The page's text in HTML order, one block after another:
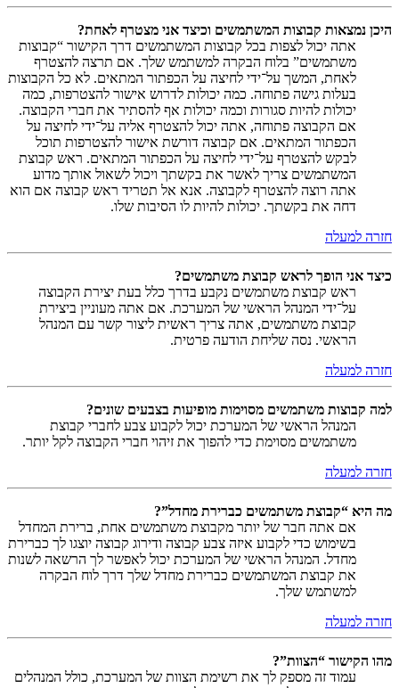
היכן נמצאות קבוצות המשתמשים וכיצד אני מצטרף לאחת?
אתה יכול לצפות בכל קבוצות המשתמשים דרך הקישור “קבוצות
משתמשים” בלוח הבקרה למשתמש שלך. אם תרצה להצטרף
לאחת, המשך על־ידי לחיצה על הכפתור המתאים. לא כל הקבוצות
בעלות גישה פתוחה. כמה יכולות לדרוש אישור להצטרפות, כמה
יכולות להיות סגורות וכמה יכולות אף להסתיר את חברי הקבוצה.
אם הקבוצה פתוחה, אתה יכול להצטרף אליה על־ידי לחיצה על
הכפתור המתאים. אם קבוצה דורשת אישור להצטרפות תוכל
לבקש להצטרף על־ידי לחיצה על הכפתור המתאים. ראש קבוצת
המשתמשים צריך לאשר את בקשתך ויכול לשאול אותך מדוע
אתה רוצה להצטרף לקבוצה. אנא אל תטריד ראש קבוצה אם הוא
דחה את בקשתך. יכולות להיות לו הסיבות שלו.
חזרה למעלה
כיצד אני הופך לראש קבוצת משתמשים?
ראש קבוצת משתמשים נקבע בדרך כלל בעת יצירת הקבוצה
על־ידי המנהל הראשי של המערכת. אם אתה מעוניין ביצירת
קבוצת משתמשים, אתה צריך ראשית ליצור קשר עם המנהל
הראשי. נסה שליחת הודעה פרטית.
חזרה למעלה
למה קבוצות משתמשים מסוימות מופיעות בצבעים שונים?
המנהל הראשי של המערכת יכול לקבוע צבע לחברי קבוצת
משתמשים מסוימת כדי להפוך את זיהוי חברי הקבוצה לקל יותר.
חזרה למעלה
מה היא “קבוצת משתמשים כברירת מחדל”?
אם אתה חבר של יותר מקבוצת משתמשים אחת, ברירת המחדל
בשימוש כדי לקבוע איזה צבע קבוצה ודירוג קבוצה יוצגו לך כברירת
מחדל. המנהל הראשי של המערכת יכול לאפשר לך הרשאה לשנות
את קבוצת המשתמשים כברירת מחדל שלך דרך לוח הבקרה
למשתמש שלך.
חזרה למעלה
מהו הקישור “הצוות”?
עמוד זה מספק לך את רשימת הצוות של המערכת, כולל המנהלים